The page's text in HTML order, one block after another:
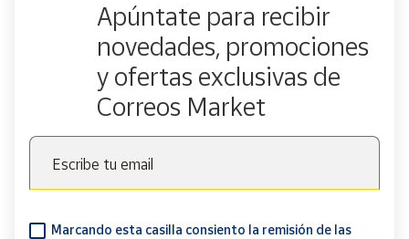
Apúntate para recibir
novedades, promociones
y ofertas exclusivas de
Correos Market
Escribe tu email
Marcando esta casilla consiento la remisión de las